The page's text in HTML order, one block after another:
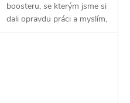
boosteru, se kterým jsme si
dali opravdu práci a myslím,
že můžeme být právem hrdí!